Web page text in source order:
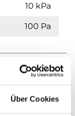
Über Cookies
10 kPa
100 Pa